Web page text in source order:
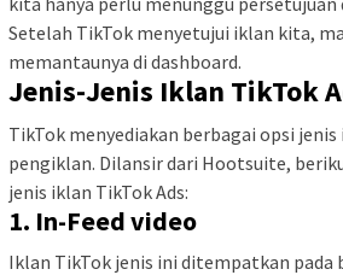
Setelah TikTok menyetujui iklan kita,
memantaunya di dashboard.
Jenis-Jenis Iklan TikTok
TikTok menyediakan berbagai opsi
pengiklan. Dilansir dari Hootsuite,
jenis iklan TikTok Ads:
1. In-Feed video
Iklan TikTok jenis ini ditempatkan pada